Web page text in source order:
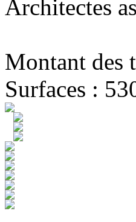
Architectes
Montant des
Surfaces :